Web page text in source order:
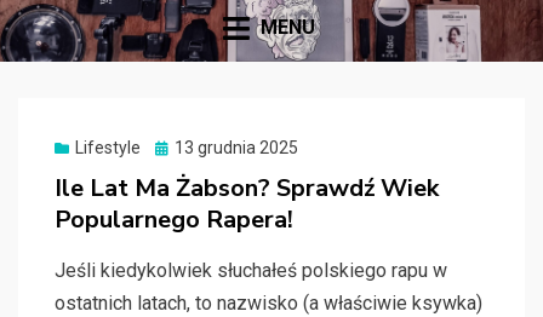
MENU
Lifestyle
Posted
13 grudnia 2025
Ile Lat Ma Żabson? Sprawdź Wiek
Popularnego Rapera!
Jeśli kiedykolwiek słuchałeś polskiego rapu w
ostatnich latach, to nazwisko (a właściwie ksywka)